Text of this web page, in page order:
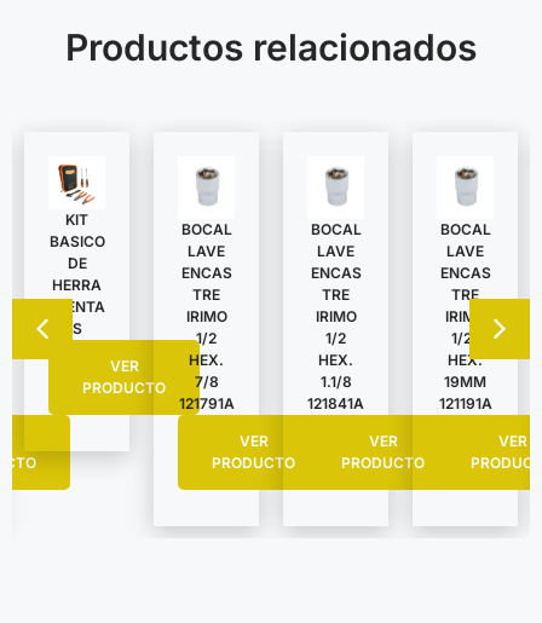
Productos relacionados
KIT
BASICO
DE
HERRA
MIENTA
S
VER
PRODUCTO
BOCAL
LAVE
ENCAS
TRE
IRIMO
1/2
HEX.
7/8
121791A
VER
PRODUCTO
BOCAL
LAVE
ENCAS
TRE
IRIMO
1/2
HEX.
1.1/8
121841A
VER
PRODUCTO
BOCAL
LAVE
ENCAS
TRE
IRIMO
1/2″
HEX.
19MM
121191A
VER